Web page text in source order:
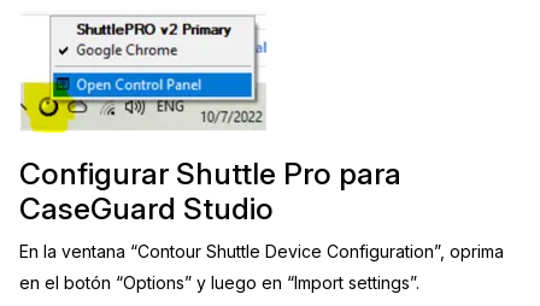
Configurar Shuttle Pro para
CaseGuard Studio
En la ventana “Contour Shuttle Device Configuration”, oprima
en el botón “Options” y luego en “Import settings”.